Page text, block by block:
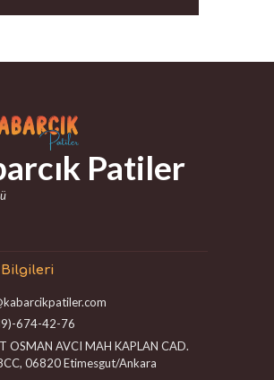
Patiler
Bilgileri
674-42-76
OSMAN AVCI MAH KAPLAN CAD.
06820 Etimesgut/Ankara